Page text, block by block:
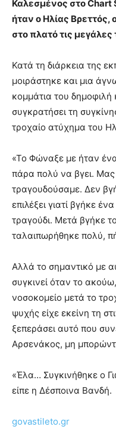
Καλεσμένος στο Chart
ήταν ο Ηλίας
στο πλατό τις μεγάλες
Κατά τη διάρκεια της
μοιράστηκε και μια
κομμάτια του
συγκρατήσει τη
τροχαίο ατύχημα του
«Το Φώναξε με ήταν
πάρα πολύ να βγει. Μας
τραγουδούσαμε. Δεν
επιλέξει γιατί βγήκε
τραγούδι. Μετά βγήκε
ταλαιπωρήθηκε πολύ,
Αλλά το σημαντικό με
συγκινεί όταν το
νοσοκομείο μετά το
ψυχής είχε εκείνη τη
ξεπεράσει αυτό που
Αρσενάκος, μη
«Έλα… Συγκινήθηκε ο
είπε η Δέσποινα Βανδή.
govastileto.gr